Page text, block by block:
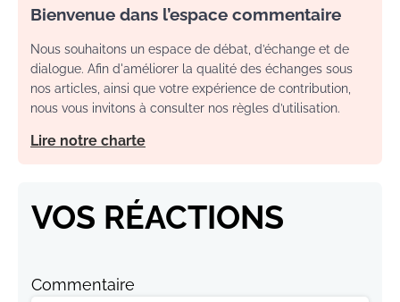
Bienvenue dans l’espace commentaire
Nous souhaitons un espace de débat, d’échange et de
dialogue. Afin d'améliorer la qualité des échanges sous
nos articles, ainsi que votre expérience de contribution,
nous vous invitons à consulter nos règles d’utilisation.
Lire notre charte
VOS RÉACTIONS
Commentaire